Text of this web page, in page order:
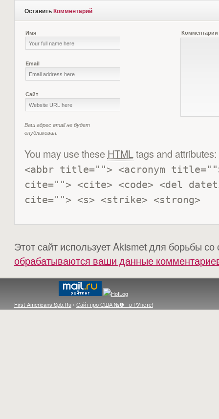
ОставитьКомментарий
Имя
Email
Сайт
Ваш адрес email не будет
опубликован.
Комментарии
You may use these HTMLtags and attributes:
<abbr title=""> <acronym
cite=""> <cite> <code> <del
cite=""> <s> <strike> <strong>
Этот сайт использует Akismet для борьбы
обрабатываются ваши данные
First-Americans.Spb.Ru› Сайт про США №❶ - в РУнете!